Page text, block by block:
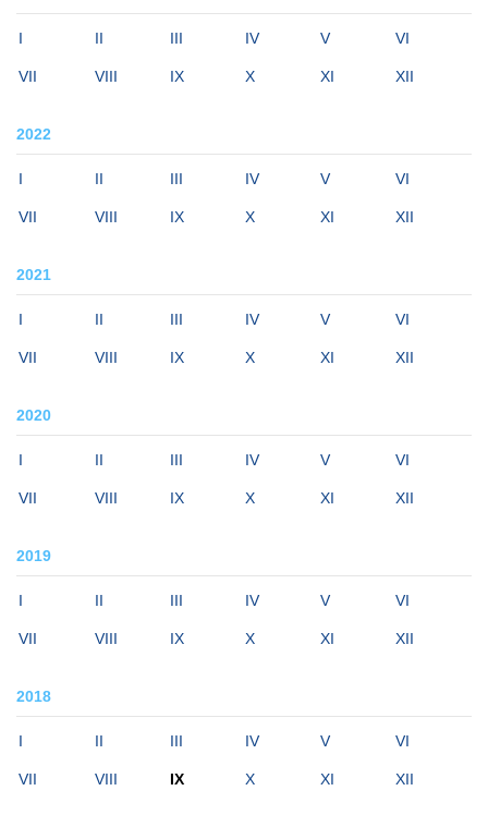
I II III IV V VI
VII VIII IX X XI XII
2022
I II III IV V VI
VII VIII IX X XI XII
2021
I II III IV V VI
VII VIII IX X XI XII
2020
I II III IV V VI
VII VIII IX X XI XII
2019
I II III IV V VI
VII VIII IX X XI XII
2018
I II III IV V VI
VII VIII IX X XI XII